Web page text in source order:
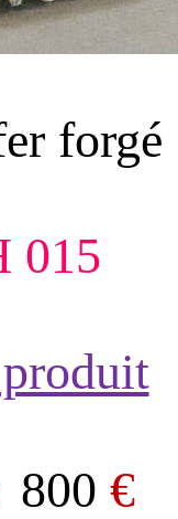
forgé
015
800 €